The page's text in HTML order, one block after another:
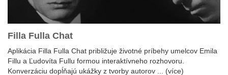
Filla Fulla Chat
Aplikácia Filla Fulla Chat približuje životné príbehy umelcov Emila
Fillu a Ľudovíta Fullu formou interaktívneho rozhovoru.
Konverzáciu dopĺňajú ukážky z tvorby autorov ... (více)